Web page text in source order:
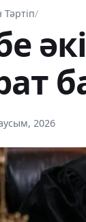
/
2026